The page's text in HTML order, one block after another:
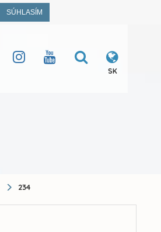
SÚHLASÍM
SK
234